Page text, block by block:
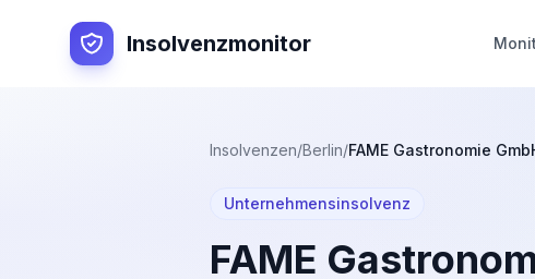
Insolvenzmonitor
Insolvenzen/Berlin/FAME Gastronomie
Unternehmensinsolvenz
FAME